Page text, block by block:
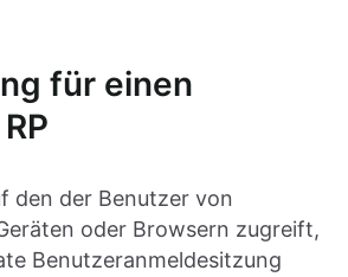
für einen
den der Benutzer von
oder Browsern zugreift,
Benutzeranmeldesitzung